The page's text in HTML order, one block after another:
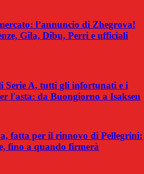
l’annuncio di Zhegrova!
Gila, Dibu, Perri e ufficiali
Serie A, tutti gli infortunati e i
l'asta: da Buongiorno a Isaksen
fatta per il rinnovo di Pellegrini:
fino a quando firmerà